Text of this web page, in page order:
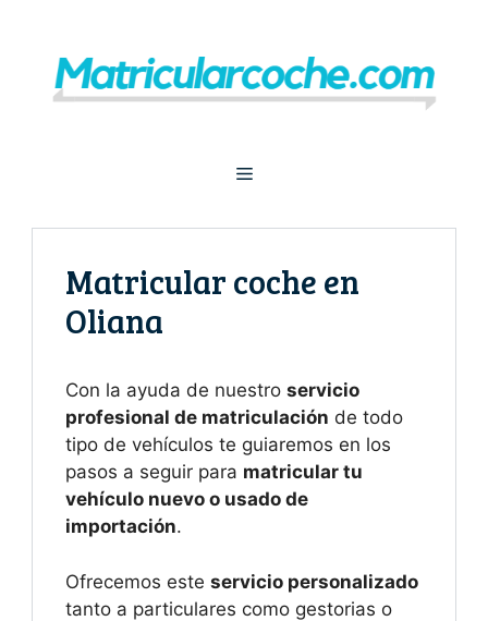
contenido
Menú
Matricular coche en
Oliana
Con la ayuda de nuestro servicio
profesional de matriculación de todo
tipo de vehículos te guiaremos en los
pasos a seguir para matricular tu
vehículo nuevo o usado de
importación.
Ofrecemos este servicio personalizado
tanto a particulares como gestorias o